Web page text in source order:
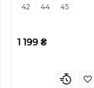
42 44 45
1 199 ₴